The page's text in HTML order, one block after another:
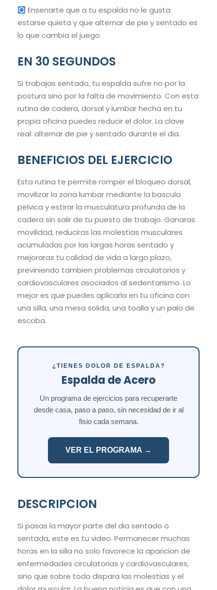
Ensenarte que a tu espalda no le gusta
estarse quieta y que alternar de pie y sentado es
lo que cambia el juego.
EN 30 SEGUNDOS
Si trabajas sentado, tu espalda sufre no por la
postura sino por la falta de movimiento. Con esta
rutina de cadera, dorsal y lumbar hecha en tu
propia oficina puedes reducir el dolor. La clave
real: alternar de pie y sentado durante el dia.
BENEFICIOS DEL EJERCICIO
Esta rutina te permite romper el bloqueo dorsal,
movilizar la zona lumbar mediante la bascula
pelvica y estirar la musculatura profunda de la
cadera sin salir de tu puesto de trabajo. Ganaras
movilidad, reduciras las molestias musculares
acumuladas por las largas horas sentado y
mejoraras tu calidad de vida a largo plazo,
previniendo tambien problemas circulatorios y
cardiovasculares asociados al sedentarismo. Lo
mejor es que puedes aplicarla en tu oficina con
una silla, una mesa solida, una toalla y un palo de
escoba.
¿TIENES DOLOR DE ESPALDA?
Espalda de Acero
Un programa de ejercicios para recuperarte
desde casa, paso a paso, sin necesidad de ir al
fisio cada semana.
VER EL PROGRAMA →
DESCRIPCION
Si pasas la mayor parte del dia sentado o
sentada, este es tu video. Permanecer muchas
horas en la silla no solo favorece la aparicion de
enfermedades circulatorias y cardiovasculares,
sino que sobre todo dispara las molestias y el